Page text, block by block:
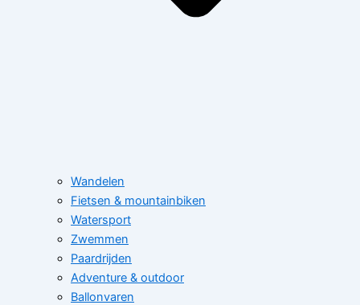
Wandelen
Fietsen & mountainbiken
Watersport
Zwemmen
Paardrijden
Adventure & outdoor
Ballonvaren